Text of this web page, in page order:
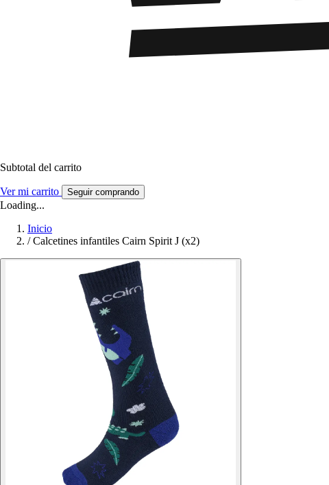
Subtotal del carrito
Ver mi carrito Seguir comprando
Loading...
Inicio
/ Calcetines infantiles Cairn Spirit J (x2)